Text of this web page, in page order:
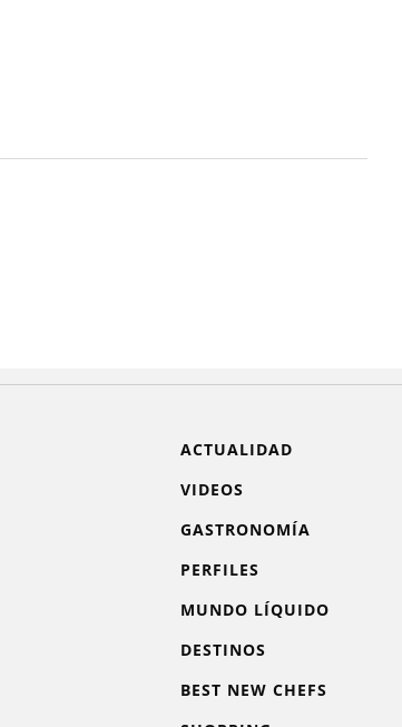
ACTUALIDAD
VIDEOS
GASTRONOMÍA
PERFILES
MUNDO LÍQUIDO
DESTINOS
BEST NEW CHEFS